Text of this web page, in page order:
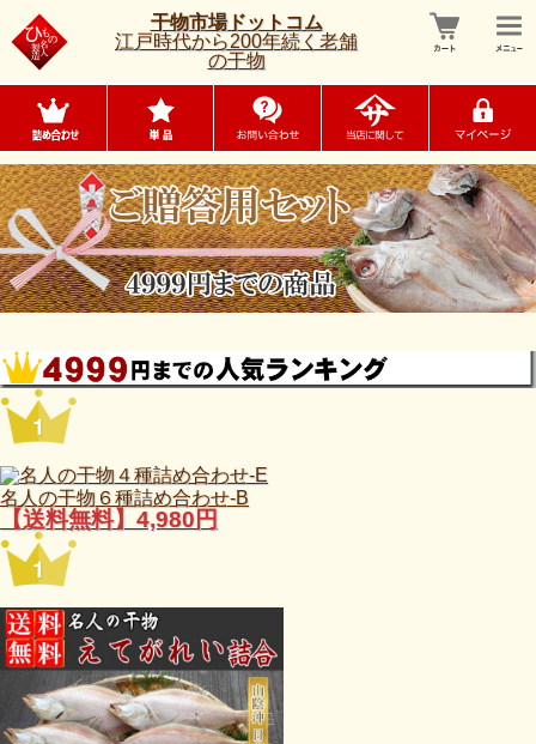
干物市場ドットコム
江戸時代から200年続く老舗
の干物
名人の干物６種詰め合わせ-B
【送料無料】4,980円